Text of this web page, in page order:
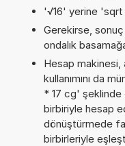
'√16' yerine 'sqrt
Gerekirse, sonuç
ondalık
Hesap makinesi,
kullanımını da
* 17 cg' şeklinde
birbiriyle hesap
dönüştürmede
birbirleriyle